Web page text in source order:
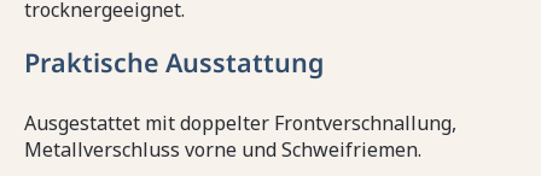
trocknergeeignet.
Praktische Ausstattung
Ausgestattet mit doppelter Frontverschnallung,
Metallverschluss vorne und Schweifriemen.